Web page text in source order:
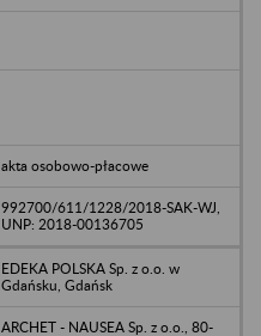
akta osobowo-płacowe
992700/611/1228/2018-SAK-WJ,
UNP: 2018-00136705
EDEKA POLSKA Sp. z o.o. w
Gdańsku, Gdańsk
ARCHET - NAUSEA Sp. z o.o., 80-